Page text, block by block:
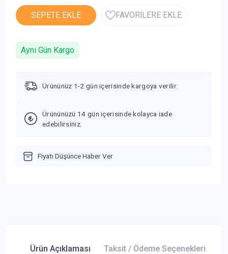
SEPETE EKLE FAVORİLERE EKLE
Aynı Gün Kargo
Ürününüz 1-2 gün içerisinde kargoya verilir.
Ürününüzü 14 gün içerisinde kolayca iade
edebilirsiniz.
Fiyatı Düşünce Haber Ver
Ürün Açıklaması Taksit / Ödeme Seçenekleri